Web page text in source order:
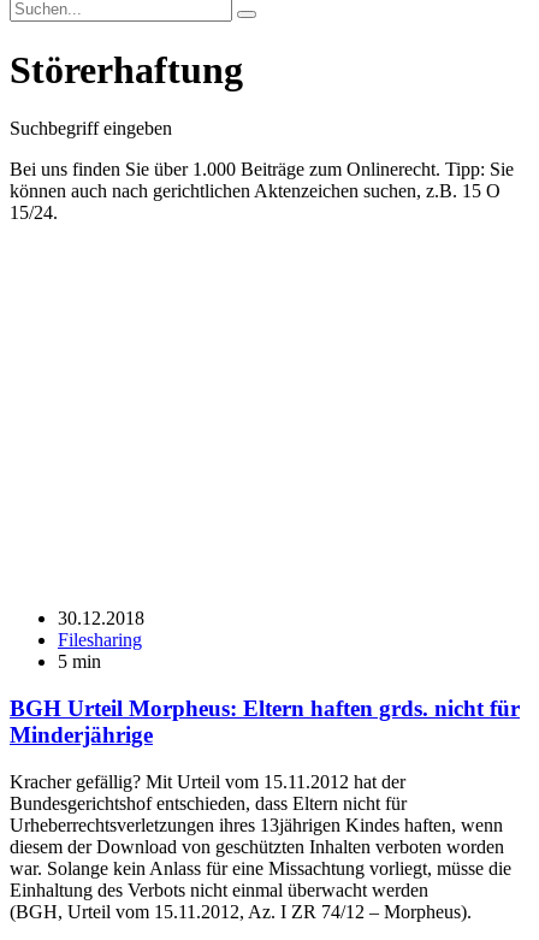
Störerhaftung
Suchbegriff eingeben
Bei uns finden Sie über 1.000 Beiträge zum Onlinerecht. Tipp: Sie
können auch nach gerichtlichen Aktenzeichen suchen, z.B. 15 O
15/24.
30.12.2018
Filesharing
5 min
BGH Urteil Morpheus: Eltern haften grds. nicht für
Minderjährige
Kracher gefällig? Mit Urteil vom 15.11.2012 hat der
Bundesgerichtshof entschieden, dass Eltern nicht für
Urheberrechtsverletzungen ihres 13jährigen Kindes haften, wenn
diesem der Download von geschützten Inhalten verboten worden
war. Solange kein Anlass für eine Missachtung vorliegt, müsse die
Einhaltung des Verbots nicht einmal überwacht werden
(BGH, Urteil vom 15.11.2012, Az. I ZR 74/12 – Morpheus).